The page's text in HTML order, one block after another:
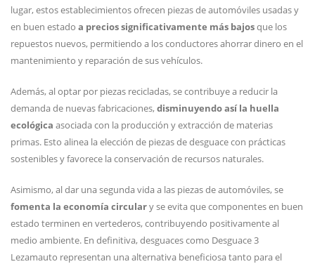
lugar, estos establecimientos ofrecen piezas de automóviles usadas y
en buen estado a precios significativamente más bajosque los
repuestos nuevos, permitiendo a los conductores ahorrar dinero en el
mantenimiento y reparación de sus vehículos.
Además, al optar por piezas recicladas, se contribuye a reducir la
demanda de nuevas fabricaciones,disminuyendo así la huella
ecológica asociada con la producción y extracción de materias
primas. Esto alinea la elección de piezas de desguace con prácticas
sostenibles y favorece la conservación de recursos naturales.
Asimismo, al dar una segunda vida a las piezas de automóviles, se
fomenta la economía circulary se evita que componentes en buen
estado terminen en vertederos, contribuyendo positivamente al
medio ambiente. En definitiva, desguaces como Desguace 3
Lezamauto representan una alternativa beneficiosa tanto para el